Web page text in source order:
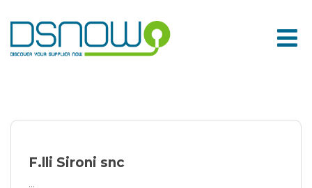
to
content
F.lli Sironi snc
...